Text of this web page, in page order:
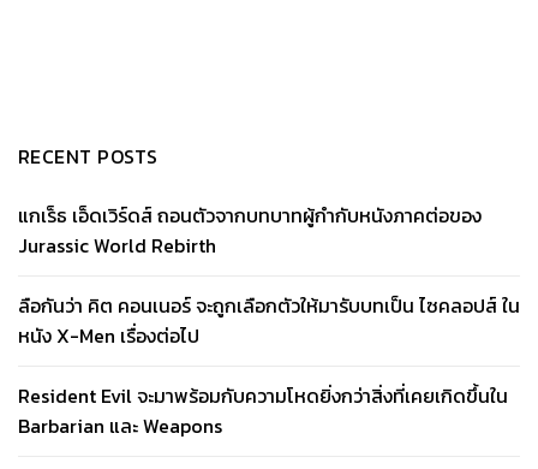
RECENT POSTS
แกเร็ธ เอ็ดเวิร์ดส์ ถอนตัวจากบทบาทผู้กำกับหนังภาคต่อของ
Jurassic World Rebirth
ลือกันว่า คิต คอนเนอร์ จะถูกเลือกตัวให้มารับบทเป็น ไซคลอปส์ ใน
หนัง X-Men เรื่องต่อไป
Resident Evil จะมาพร้อมกับความโหดยิ่งกว่าสิ่งที่เคยเกิดขึ้นใน
Barbarian และ Weapons